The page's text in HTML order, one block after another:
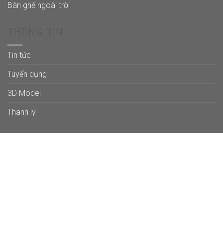
Bàn ghế ngoài trời
Tin tức
Tuyển dụng
3D Model
Thanh lý